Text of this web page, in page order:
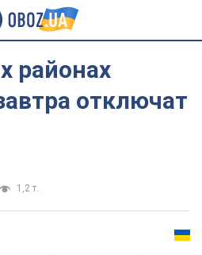
районах
отключат
1,2 т.